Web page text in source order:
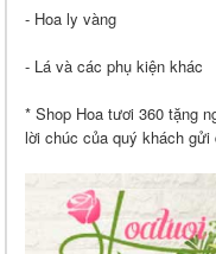
- Hoa ly vàng
- Lá và các phụ kiện khác
* Shop Hoa tươi 360 tặng
lời chúc của quý khách gửi